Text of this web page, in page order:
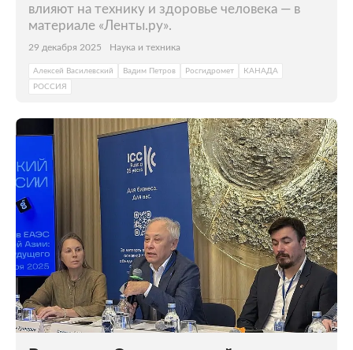
влияют на технику и здоровье человека — в
материале «Ленты.ру».
29 декабря 2025 Наука и техника
Алексей Василевский Вадим Петров Росгидромет
КАНАДА
РОССИЯ